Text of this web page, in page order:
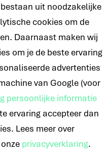
looptijd van 120 maanden met
een rentetarief van 6,4%.
uit noodzakelijke
cookies om de
Daarnaast maken wij
om je de beste ervaring
advertenties
van Google (voor
persoonlijke informatie
ervaring accepteer dan
Lees meer over
privacyverklaring.